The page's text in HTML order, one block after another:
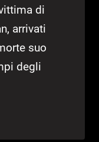
di
arrivati
suo
degli